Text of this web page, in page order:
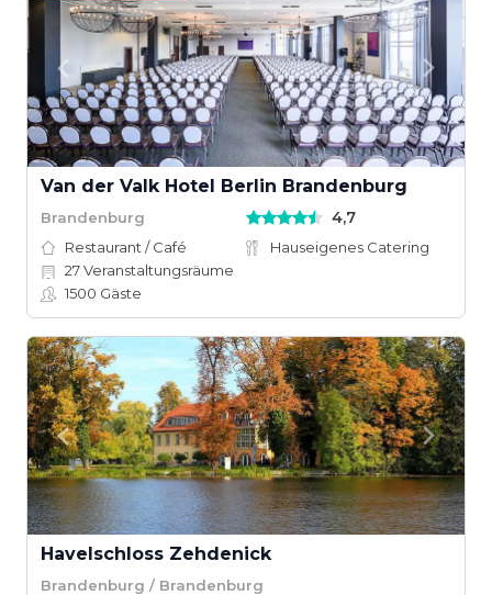
Van der Valk Hotel Berlin Brandenburg
Brandenburg 4,7
Restaurant / Café
Hauseigenes Catering
27Veranstaltungsräume
1500 Gäste
Havelschloss Zehdenick
Brandenburg / Brandenburg